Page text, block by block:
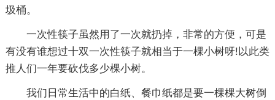
圾桶。
一次性筷子虽然用了一次就扔掉，非常的方便，可是
有没有谁想过十双一次性筷子就相当于一棵小树呀!以此类
推人们一年要砍伐多少棵小树。
我们日常生活中的白纸、餐巾纸都是要一棵棵大树倒